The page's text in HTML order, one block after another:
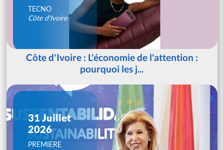
TECNO
Côte d'Ivoire
Côte d'Ivoire : L'économie de l'attention :
pourquoi les j...
31 Juillet
2026
PREMIERE